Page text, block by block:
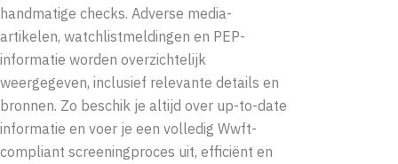
handmatige checks. Adverse media-
artikelen, watchlistmeldingen en PEP-
informatie worden overzichtelijk
weergegeven, inclusief relevante details en
bronnen. Zo beschik je altijd over up-to-date
informatie en voer je een volledig Wwft-
compliant screeningproces uit, efficiënt en